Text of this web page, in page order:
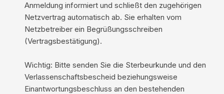
Anmeldung informiert und schließt den zugehörigen
Netzvertrag automatisch ab. Sie erhalten vom
Netzbetreiber ein Begrüßungsschreiben
(Vertragsbestätigung).
Wichtig: Bitte senden Sie die Sterbeurkunde und den
Verlassenschaftsbescheid beziehungsweise
Einantwortungsbeschluss an den bestehenden